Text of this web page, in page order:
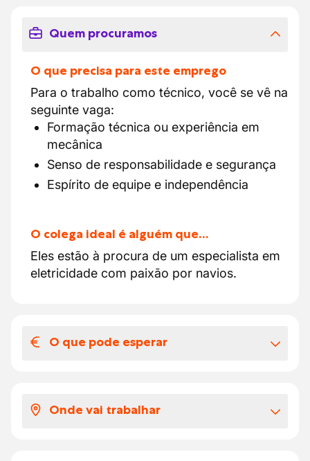
Quem procuramos
O que precisa para este emprego
Para o trabalho como técnico, você se vê na
seguinte vaga:
Formação técnica ou experiência em
mecânica
Senso de responsabilidade e segurança
Espírito de equipe e independência
O colega ideal é alguém que…
Eles estão à procura de um especialista em
eletricidade com paixão por navios.
O que pode esperar
Se você escolher o emprego como técnico
nesta empresa, será recompensado com o
Onde vai trabalhar